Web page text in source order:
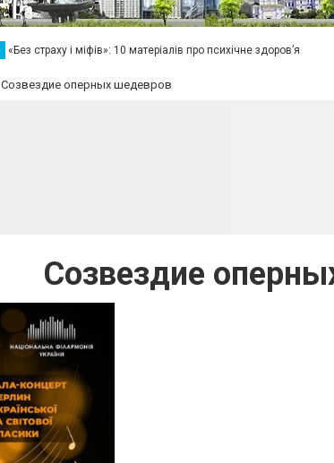
«Без страху і міфів»: 10 матеріалів про психічне здоров’я
Созвездие оперных шедевров
Созвездие